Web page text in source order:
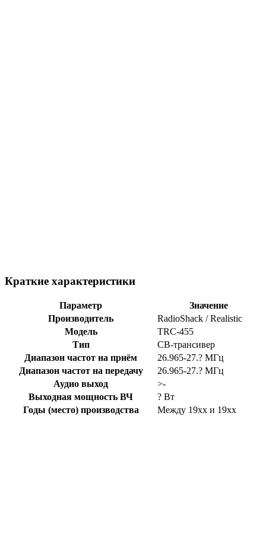
Краткие характеристики
Параметр
Значение
Производитель
RadioShack / Realistic
Модель
TRC-455
Тип
CB-трансивер
Диапазон частот на приём
26.965-27.? МГц
Диапазон частот на передачу
26.965-27.? МГц
Аудио выход
>-
Выходная мощность ВЧ
? Вт
Годы (место) производства
Между 19xx и 19xx